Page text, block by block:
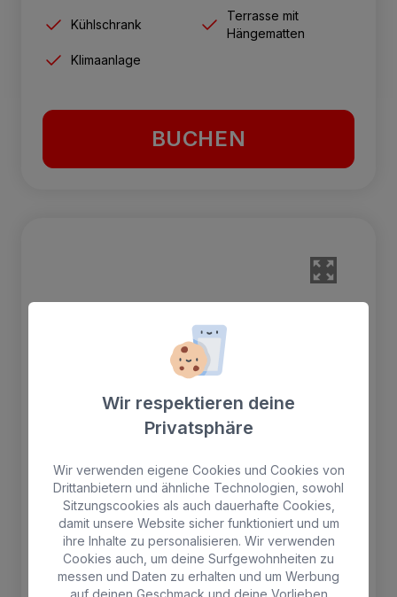
Kühlschrank
Terrasse mit
Hängematten
Klimaanlage
BUCHEN
Wohnung mit zwei Schlafzimmern
Wohnung mit zwei Schlafzimmern, zwei
Wir respektieren deine
Privatsphäre
Wir verwenden eigene Cookies und Cookies von
Drittanbietern und ähnliche Technologien, sowohl
Sitzungscookies als auch dauerhafte Cookies,
damit unsere Website sicher funktioniert und um
ihre Inhalte zu personalisieren. Wir verwenden
Cookies auch, um deine Surfgewohnheiten zu
messen und Daten zu erhalten und um Werbung
auf deinen Geschmack und deine Vorlieben